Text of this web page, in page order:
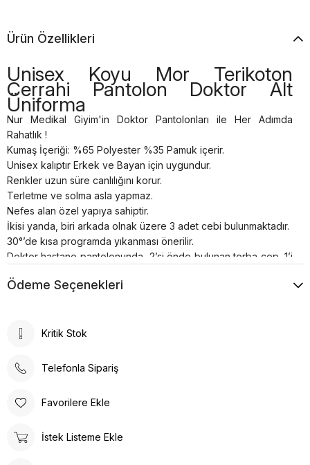
Ürün Özellikleri
Unisex Koyu Mor Terikoton
Cerrahi Pantolon Doktor Alt
Üniforma
Nur Medikal Giyim'in Doktor Pantolonları ile Her Adımda
Rahatlık !
Kumaş İçeriği: %65 Polyester %35 Pamuk içerir.
Unisex kalıptır Erkek ve Bayan için uygundur.
Renkler uzun süre canlılığını korur.
Terletme ve solma asla yapmaz.
Nefes alan özel yapıya sahiptir.
İkisi yanda, biri arkada olnak üzere 3 adet cebi bulunmaktadır.
30°’de kısa programda yıkanması önerilir.
Doktor hastane pantolonunda 2’si önde bulunan torba cep, 1’i
Hemşire alt forma klasik kesim pantolon paçası şeklindedir,
Ödeme Seçenekleri
Kritik Stok
Telefonla Sipariş
Favorilere Ekle
İstek Listeme Ekle